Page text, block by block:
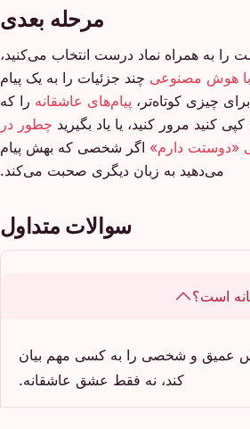
مرحله بعدی
را به همراه نماد درست انتخاب می‌کنید،
با هوش مصنوعی چند جزئیات را به یک پیام
چیزی کوتاه‌تر، پیام‌های عاشقانه را که
کنید مرور کنید، یا یاد بگیرید چطور در
اگر شخصی که بهش پیام
می‌دهید به زبان دیگری صحبت می‌کند.
سوالات متداول
است؟
عمیق و شخصی را به کسی مهم بیان
کند، نه فقط عشق عاشقانه.